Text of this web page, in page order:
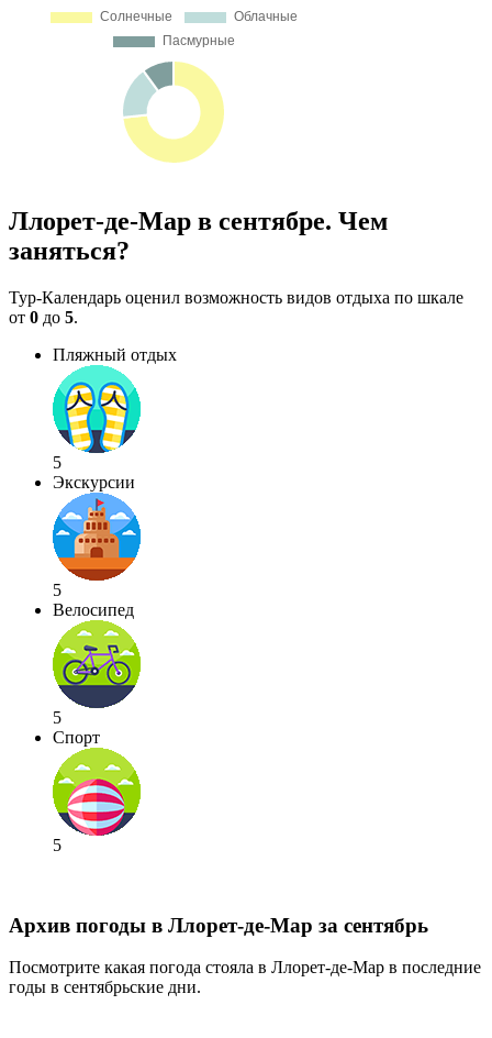
Ллорет-де-Мар в сентябре. Чем
заняться?
Тур-Календарь оценил возможность видов отдыха по шкале
от 0 до 5.
Пляжный отдых
5
Экскурсии
5
Велосипед
5
Спорт
5
Архив погоды в Ллорет-де-Мар за сентябрь
Посмотрите какая погода стояла в Ллорет-де-Мар в последние
годы в сентябрьские дни.